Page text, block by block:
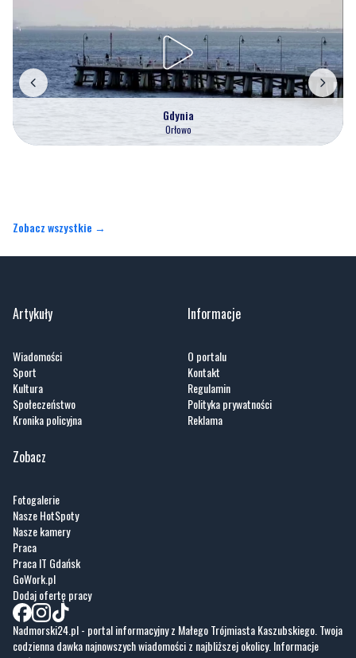
Gdynia
Orłowo
Zobacz wszystkie →
Artykuły
Wiadomości
Sport
Kultura
Społeczeństwo
Kronika policyjna
Informacje
O portalu
Kontakt
Regulamin
Polityka prywatności
Reklama
Zobacz
Fotogalerie
Nasze HotSpoty
Nasze kamery
Praca
Praca IT Gdańsk
GoWork.pl
Dodaj ofertę pracy
Nadmorski24.pl - portal informacyjny z Małego Trójmiasta Kaszubskiego. Twoja
codzienna dawka najnowszych wiadomości z najbliższej okolicy. Informacje